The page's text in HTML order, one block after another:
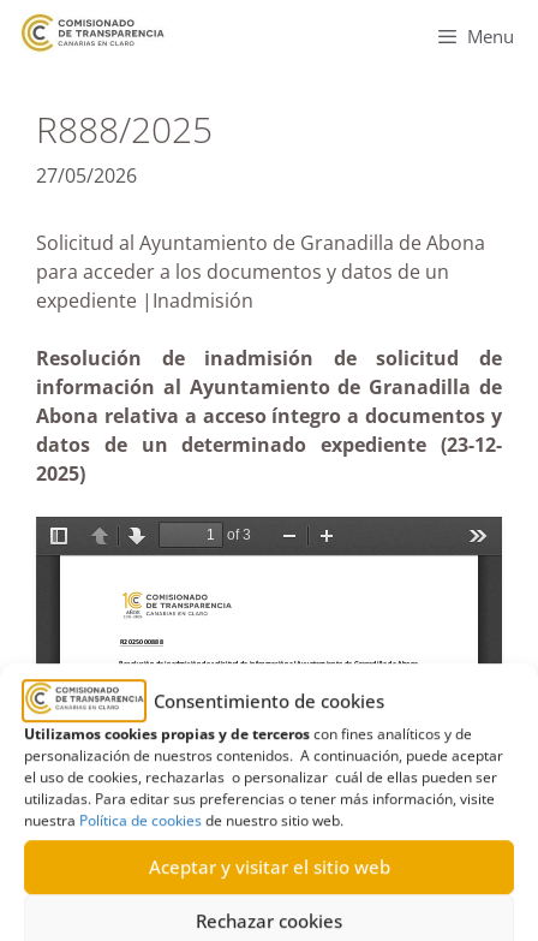
Consentimiento de cookies
Utilizamos cookies propias y de terceroscon fines analíticos y de
personalización de nuestros contenidos. A continuación, puede aceptar
el uso de cookies, rechazarlas o personalizar cuál de ellas pueden ser
utilizadas. Para editar sus preferencias o tener más información, visite
nuestra Política de cookiesde nuestro sitio web.
Aceptar y visitar el sitio web
Rechazar cookies
Menu
R888/2025
27/05/2026
Solicitud al Ayuntamiento de Granadilla de Abona
para acceder a los documentos y datos de un
expediente |Inadmisión
Resolución de inadmisión de solicitud de
información al Ayuntamiento de Granadilla de
Abona relativa a acceso íntegro a documentos y
datos de un determinado expediente (23-12-
2025)